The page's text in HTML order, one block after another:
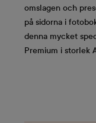
omslagen och
på sidorna i
denna mycket
Premium i storlek